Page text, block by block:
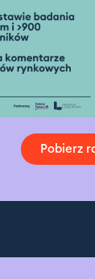
Pobierz